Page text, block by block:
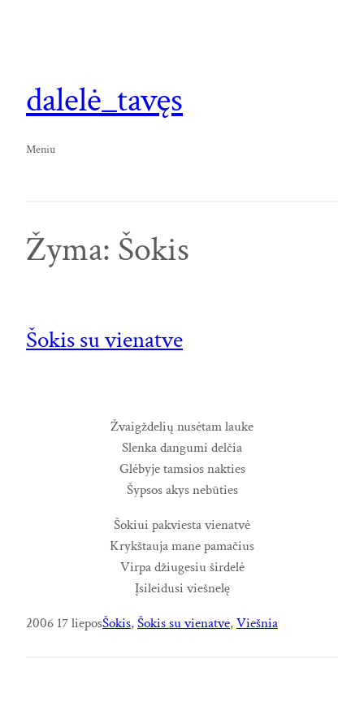
dalelė_tavęs
Meniu
Žyma: Šokis
Šokis su vienatve
Žvaigždelių nusėtam lauke
Slenka dangumi delčia
Glėbyje tamsios nakties
Šypsos akys nebūties
Šokiui pakviesta vienatvė
Krykštauja mane pamačius
Virpa džiugesiu širdelė
Įsileidusi viešnelę
2006 17 lieposŠokis, Šokis su vienatve, Viešnia